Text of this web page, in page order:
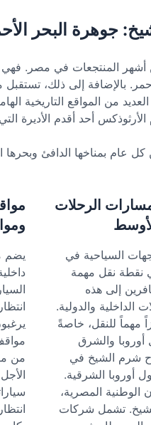
جوهرة البحر
المنتجعات في مصر. فهي
بالإضافة إلى ذلك،
من المواقع التاريخية
عام بمناخها الدافئ
الرحلات
السياحية في
نقطة نقل مهمة
إلى هذه
الداخلية والدولية.
مهماً للنقل، خاصةً
والشرق
شرم الشيخ في
أوروبا الشرقية.
المصرية،
تشمل شركات
يضم
من